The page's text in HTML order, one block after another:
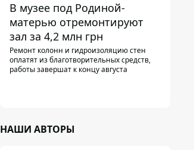
В музее под Родиной-
матерью отремонтируют
зал за 4,2 млн грн
Ремонт колонн и гидроизоляцию стен
оплатят из благотворительных средств,
работы завершат к концу августа
НАШИ АВТОРЫ